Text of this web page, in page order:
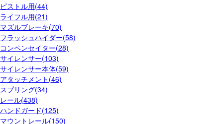
ピストル用(44)
ライフル用(21)
マズルブレーキ(70)
フラッシュハイダー(58)
コンペンセイター(28)
サイレンサー(103)
サイレンサー本体(59)
アタッチメント(46)
スプリング(34)
レール(438)
ハンドガード(125)
マウントレール(150)